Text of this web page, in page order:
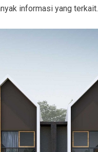
informasi yang terkait.